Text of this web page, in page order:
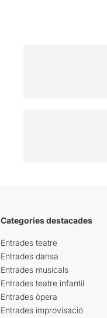
Categories destacades
Entrades teatre
Entrades dansa
Entrades musicals
Entrades teatre infantil
Entrades òpera
Entrades improvisació